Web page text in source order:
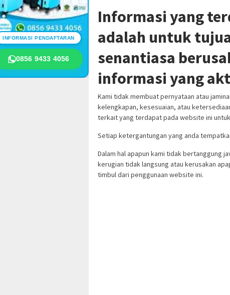
INFORMASI PENDAFTARAN
0856 9433 4056
Informasi yang
adalah untuk
senantiasa
informasi yang
Kami tidak membuat pernyataan atau
kelengkapan, kesesuaian, atau
terkait yang terdapat pada website ini
Setiap ketergantungan yang anda
Dalam hal apapun kami tidak bertanggung
kerugian tidak langsung atau kerusakan
timbul dari penggunaan website ini.